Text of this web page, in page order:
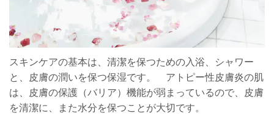
スキンケアの基本は、清潔を保つための入浴、シャワー
と、皮膚の潤いを保つ保湿です。 アトピー性皮膚炎の肌
は、皮膚の保護（バリア）機能が弱まっているので、皮膚
を清潔に、また水分を保つことが大切です。